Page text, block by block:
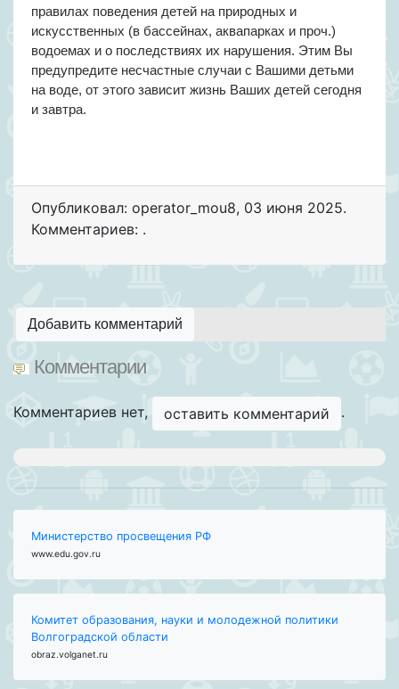
правилах поведения детей на природных и
искусственных (в бассейнах, аквапарках и проч.)
водоемах и о последствиях их нарушения. Этим Вы
предупредите несчастные случаи с Вашими детьми
на воде, от этого зависит жизнь Ваших детей сегодня
и завтра.
Опубликовал: operator_mou8, 03 июня 2025.
Комментариев: .
Добавить комментарий
Комментарии
Комментариев нет, оставить комментарий .
Министерство просвещения РФ
www.edu.gov.ru
Комитет образования, науки и молодежной политики
Волгоградской области
obraz.volganet.ru